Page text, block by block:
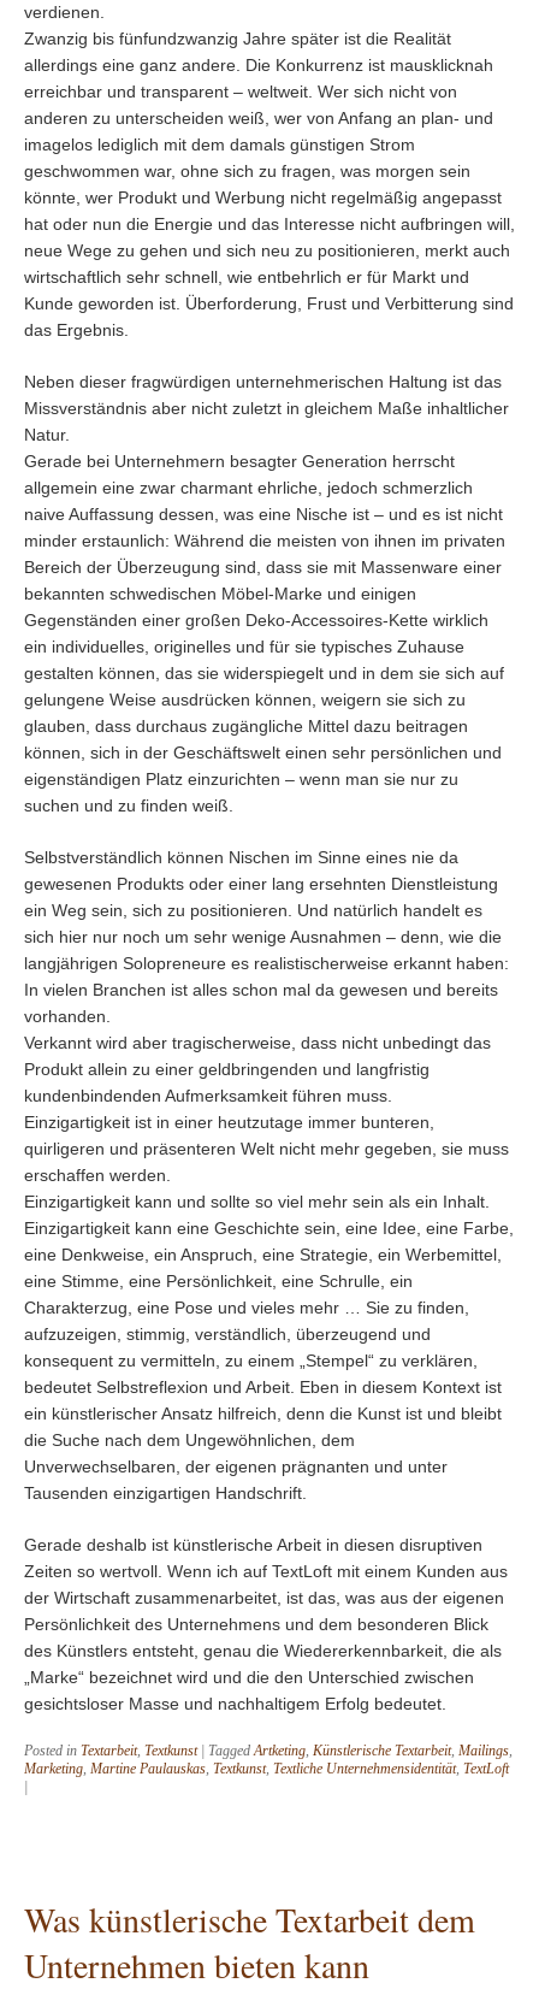
verdienen.
Zwanzig bis fünfundzwanzig Jahre später ist die Realität
allerdings eine ganz andere. Die Konkurrenz ist mausklicknah
erreichbar und transparent – weltweit. Wer sich nicht von
anderen zu unterscheiden weiß, wer von Anfang an plan- und
imagelos lediglich mit dem damals günstigen Strom
geschwommen war, ohne sich zu fragen, was morgen sein
könnte, wer Produkt und Werbung nicht regelmäßig angepasst
hat oder nun die Energie und das Interesse nicht aufbringen will,
neue Wege zu gehen und sich neu zu positionieren, merkt auch
wirtschaftlich sehr schnell, wie entbehrlich er für Markt und
Kunde geworden ist. Überforderung, Frust und Verbitterung sind
das Ergebnis.
Neben dieser fragwürdigen unternehmerischen Haltung ist das
Missverständnis aber nicht zuletzt in gleichem Maße inhaltlicher
Natur.
Gerade bei Unternehmern besagter Generation herrscht
allgemein eine zwar charmant ehrliche, jedoch schmerzlich
naive Auffassung dessen, was eine Nische ist – und es ist nicht
minder erstaunlich: Während die meisten von ihnen im privaten
Bereich der Überzeugung sind, dass sie mit Massenware einer
bekannten schwedischen Möbel-Marke und einigen
Gegenständen einer großen Deko-Accessoires-Kette wirklich
ein individuelles, originelles und für sie typisches Zuhause
gestalten können, das sie widerspiegelt und in dem sie sich auf
gelungene Weise ausdrücken können, weigern sie sich zu
glauben, dass durchaus zugängliche Mittel dazu beitragen
können, sich in der Geschäftswelt einen sehr persönlichen und
eigenständigen Platz einzurichten – wenn man sie nur zu
suchen und zu finden weiß.
Selbstverständlich können Nischen im Sinne eines nie da
gewesenen Produkts oder einer lang ersehnten Dienstleistung
ein Weg sein, sich zu positionieren. Und natürlich handelt es
sich hier nur noch um sehr wenige Ausnahmen – denn, wie die
langjährigen Solopreneure es realistischerweise erkannt haben:
In vielen Branchen ist alles schon mal da gewesen und bereits
vorhanden.
Verkannt wird aber tragischerweise, dass nicht unbedingt das
Produkt allein zu einer geldbringenden und langfristig
kundenbindenden Aufmerksamkeit führen muss.
Einzigartigkeit ist in einer heutzutage immer bunteren,
quirligeren und präsenteren Welt nicht mehr gegeben, sie muss
erschaffen werden.
Einzigartigkeit kann und sollte so viel mehr sein als ein Inhalt.
Einzigartigkeit kann eine Geschichte sein, eine Idee, eine Farbe,
eine Denkweise, ein Anspruch, eine Strategie, ein Werbemittel,
eine Stimme, eine Persönlichkeit, eine Schrulle, ein
Charakterzug, eine Pose und vieles mehr … Sie zu finden,
aufzuzeigen, stimmig, verständlich, überzeugend und
konsequent zu vermitteln, zu einem „Stempel“ zu verklären,
bedeutet Selbstreflexion und Arbeit. Eben in diesem Kontext ist
ein künstlerischer Ansatz hilfreich, denn die Kunst ist und bleibt
die Suche nach dem Ungewöhnlichen, dem
Unverwechselbaren, der eigenen prägnanten und unter
Tausenden einzigartigen Handschrift.
Gerade deshalb ist künstlerische Arbeit in diesen disruptiven
Zeiten so wertvoll. Wenn ich auf TextLoft mit einem Kunden aus
der Wirtschaft zusammenarbeitet, ist das, was aus der eigenen
Persönlichkeit des Unternehmens und dem besonderen Blick
des Künstlers entsteht, genau die Wiedererkennbarkeit, die als
„Marke“ bezeichnet wird und die den Unterschied zwischen
gesichtsloser Masse und nachhaltigem Erfolg bedeutet.
Posted in Textarbeit, Textkunst | Tagged Artketing Künstlerische Textarbeit, Mailings
Marketing Martine Paulauskas Textkunst, Textliche Unternehmensidentität, TextLoft
|
Was künstlerische Textarbeit dem
Unternehmen bieten kann